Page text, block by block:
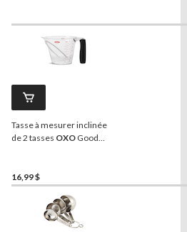
Tasse à mesurer inclinée
de 2 tasses OXO Good
16,99 $